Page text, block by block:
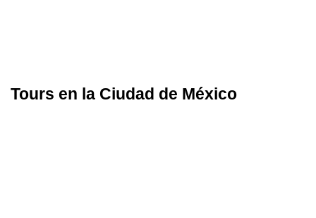
Tours en la Ciudad de México